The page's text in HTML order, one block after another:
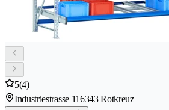
5(4)
Industriestrasse 116343 Rotkreuz